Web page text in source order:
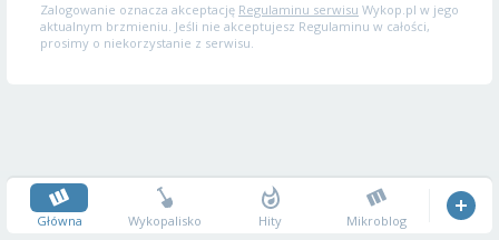
Zalogowanie oznacza akceptację Regulaminu serwisu Wykop.pl w jego
aktualnym brzmieniu. Jeśli nie akceptujesz Regulaminu w całości,
prosimy o niekorzystanie z serwisu.
Główna Wykopalisko Hity Mikroblog